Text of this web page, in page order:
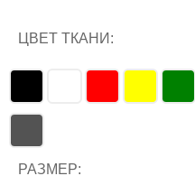
ЦВЕТ ТКАНИ:
РАЗМЕР: